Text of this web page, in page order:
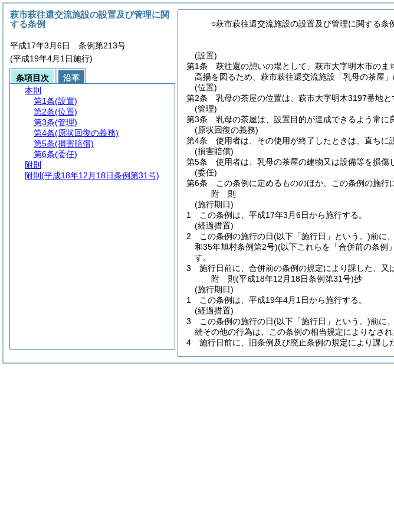
○萩市萩往還交流施設の設置及び管理に関する条
(設置)
第1条
萩往還の憩いの場として、萩市大字明木市の
高揚を図るため、萩市萩往還交流施設「乳母の茶屋」
(位置)
第2条
乳母の茶屋の位置は、萩市大字明木3197番地と
(管理)
第3条
乳母の茶屋は、設置目的が達成できるよう常に
(原状回復の義務)
第4条
使用者は、その使用が終了したときは、直ちに
(損害賠償)
第5条
使用者は、乳母の茶屋の建物又は設備等を損傷
(委任)
第6条
この条例に定めるもののほか、この条例の施行
附 則
(施行期日)
1
この条例は、平成17年3月6日から施行する。
(経過措置)
2
この条例の施行の日(以下「施行日」という。)前に
和35年旭村条例第2号)(以下これらを「合併前の条例
す。
3
施行日前に、合併前の条例の規定により課した、又
附 則(平成18年12月18日条例第31号)抄
(施行期日)
1
この条例は、平成19年4月1日から施行する。
(経過措置)
3
この条例の施行の日(以下「施行日」という。)前に
続その他の行為は、この条例の相当規定によりなされ
4
施行日前に、旧条例及び廃止条例の規定により課し
萩市萩往還交流施設の設置及び管理に関
する条例
平成17年3月6日 条例第213号
(平成19年4月1日施行)
条項目次
沿革
本則
第1条(設置)
第2条(位置)
第3条(管理)
第4条(原状回復の義務)
第5条(損害賠償)
第6条(委任)
附則
附則 (平成18年12月18日条例第31号)